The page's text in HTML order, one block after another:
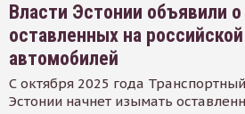
Власти Эстонии объявили
оставленных на
автомобилей
С октября 2025 года
Эстонии начнет изымать